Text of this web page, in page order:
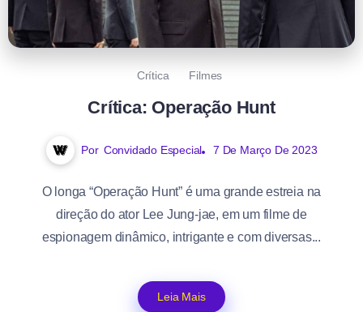
Crítica Filmes
Crítica: Operação Hunt
Por Convidado Especial 7 De Março De 2023
O longa “Operação Hunt” é uma grande estreia na
direção do ator Lee Jung-jae, em um filme de
espionagem dinâmico, intrigante e com diversas...
Leia Mais